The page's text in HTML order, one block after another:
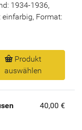
1934-1936,
einfarbig, Format:
Produkt
auswählen
40,00 €